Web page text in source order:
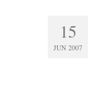
15
JUN 2007